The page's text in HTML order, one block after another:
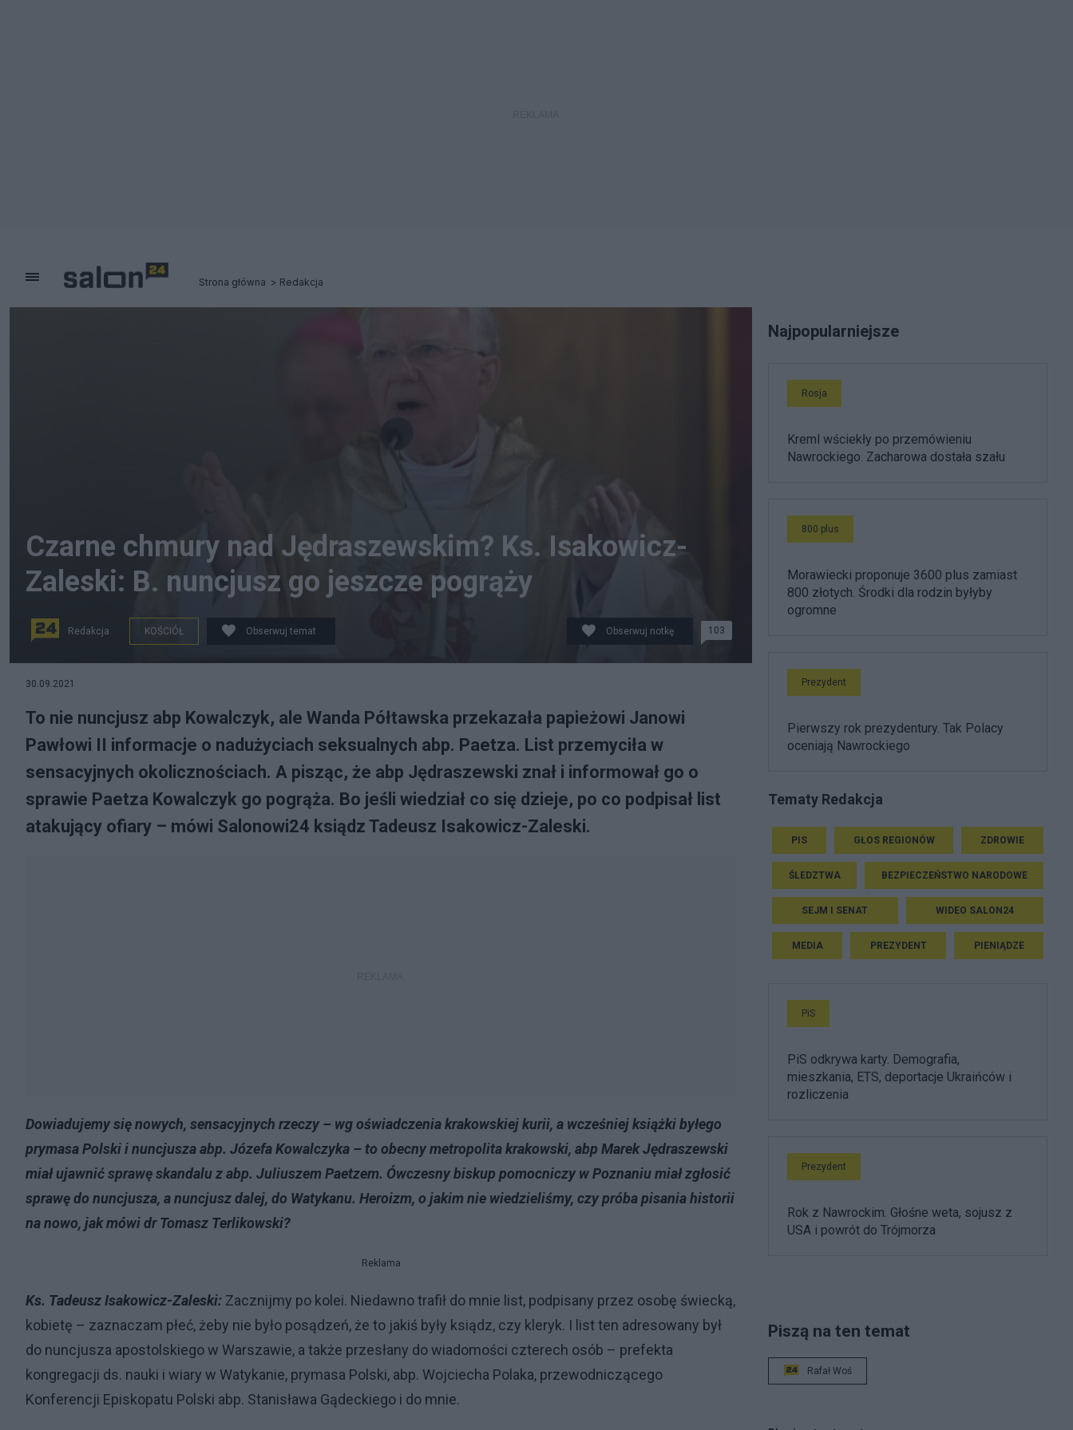
Strona główna Redakcja
Czarne chmury nad Jędraszewskim? Ks. Isakowicz-
Zaleski: B. nuncjusz go jeszcze pogrąży
Redakcja KOŚCIÓŁ Obserwuj temat Obserwuj notkę 103
30.09.2021
To nie nuncjusz abp Kowalczyk, ale Wanda Półtawska przekazała papieżowi Janowi
Pawłowi II informacje o nadużyciach seksualnych abp. Paetza. List przemyciła w
sensacyjnych okolicznościach. A pisząc, że abp Jędraszewski znał i informował go o
sprawie Paetza Kowalczyk go pogrąża. Bo jeśli wiedział co się dzieje, po co podpisał list
atakujący ofiary – mówi Salonowi24 ksiądz Tadeusz Isakowicz-Zaleski.
Dowiadujemy się nowych, sensacyjnych rzeczy – wg oświadczenia krakowskiej kurii, a wcześniej książki byłego
prymasa Polski i nuncjusza abp. Józefa Kowalczyka – to obecny metropolita krakowski, abp Marek Jędraszewski
miał ujawnić sprawę skandalu z abp. Juliuszem Paetzem. Ówczesny biskup pomocniczy w Poznaniu miał zgłosić
sprawę do nuncjusza, a nuncjusz dalej, do Watykanu. Heroizm, o jakim nie wiedzieliśmy, czy próba pisania historii
na nowo, jak mówi dr Tomasz Terlikowski?
Reklama
Ks. Tadeusz Isakowicz-Zaleski: Zacznijmy po kolei. Niedawno trafił do mnie list, podpisany przez osobę świecką,
kobietę – zaznaczam płeć, żeby nie było posądzeń, że to jakiś były ksiądz, czy kleryk. I list ten adresowany był
do nuncjusza apostolskiego w Warszawie, a także przesłany do wiadomości czterech osób – prefekta
kongregacji ds. nauki i wiary w Watykanie, prymasa Polski, abp. Wojciecha Polaka, przewodniczącego
Konferencji Episkopatu Polski abp. Stanisława Gądeckiego i do mnie.
Najpopularniejsze
Rosja
Kreml wściekły po przemówieniu
Nawrockiego. Zacharowa dostała szału
800 plus
Morawiecki proponuje 3600 plus zamiast
800 złotych. Środki dla rodzin byłyby
ogromne
Prezydent
Pierwszy rok prezydentury. Tak Polacy
oceniają Nawrockiego
Tematy Redakcja
PIS GŁOS REGIONÓW ZDROWIE
ŚLEDZTWA BEZPIECZEŃSTWO NARODOWE
SEJM I SENAT WIDEO SALON24
MEDIA PREZYDENT PIENIĄDZE
PiS
PiS odkrywa karty. Demografia,
mieszkania, ETS, deportacje Ukraińców i
rozliczenia
Prezydent
Rok z Nawrockim. Głośne weta, sojusz z
USA i powrót do Trójmorza
Piszą na ten temat
Rafał Woś